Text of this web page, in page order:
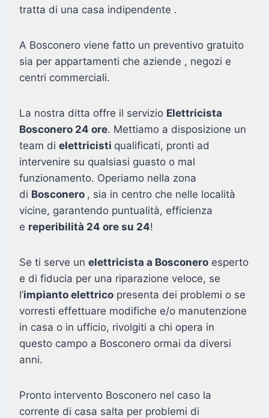
tratta di una casa indipendente .
A Bosconero viene fatto un preventivo gratuito
sia per appartamenti che aziende , negozi e
centri commerciali.
La nostra ditta offre il servizio Elettricista
Bosconero 24 ore. Mettiamo a disposizione un
team di elettricisti qualificati, pronti ad
intervenire su qualsiasi guasto o mal
funzionamento. Operiamo nella zona
di Bosconero , sia in centro che nelle località
vicine, garantendo puntualità, efficienza
e reperibilità 24 ore su 24!
Se ti serve un elettricista a Bosconero esperto
e di fiducia per una riparazione veloce, se
l’impianto elettrico presenta dei problemi o se
vorresti effettuare modifiche e/o manutenzione
in casa o in ufficio, rivolgiti a chi opera in
questo campo a Bosconero ormai da diversi
anni.
Pronto intervento Bosconero nel caso la
corrente di casa salta per problemi di